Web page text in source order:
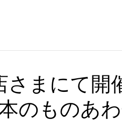
さまにて開
のものあ